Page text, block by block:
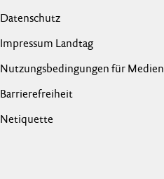
Datenschutz
Impressum Landtag
Nutzungsbedingungen für Medien
Barrierefreiheit
Netiquette